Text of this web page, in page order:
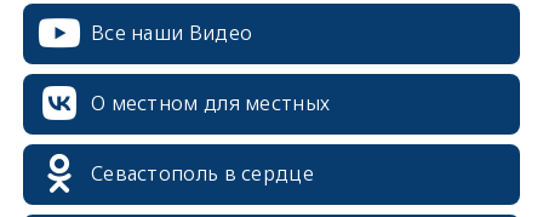
Все наши Видео
О местном для местных
Севастополь в сердце
erid: 2SDnjdPjgYS